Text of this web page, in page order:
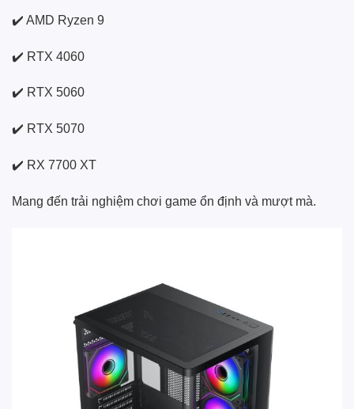
✔️ AMD Ryzen 9
✔️ RTX 4060
✔️ RTX 5060
✔️ RTX 5070
✔️ RX 7700 XT
Mang đến trải nghiệm chơi game ổn định và mượt mà.